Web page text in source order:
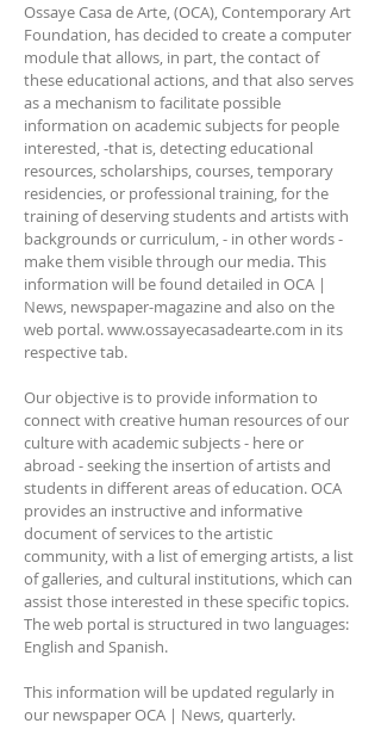
Ossaye Casa de Arte, (OCA), Contemporary Art
Foundation, has decided to create a computer
module that allows, in part, the contact of
these educational actions, and that also serves
as a mechanism to facilitate possible
information on academic subjects for people
interested, -that is, detecting educational
resources, scholarships, courses, temporary
residencies, or professional training, for the
training of deserving students and artists with
backgrounds or curriculum, - in other words -
make them visible through our media. This
information will be found detailed in OCA |
News, newspaper-magazine and also on the
web portal.www.ossayecasadearte.com in its
respective tab.
Our objective is to provide information to
connect with creative human resources of our
culture with academic subjects - here or
abroad - seeking the insertion of artists and
students in different areas of education. OCA
provides an instructive and informative
document of services to the artistic
community, with a list of emerging artists, a list
of galleries, and cultural institutions, which can
assist those interested in these specific topics.
The web portal is structured in two languages:
English and Spanish.
This information will be updated regularly in
our newspaper OCA | News, quarterly.